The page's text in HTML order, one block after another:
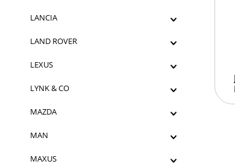
LANCIA
LAND ROVER
LEXUS
LYNK & CO
MAZDA
MAN
MAXUS